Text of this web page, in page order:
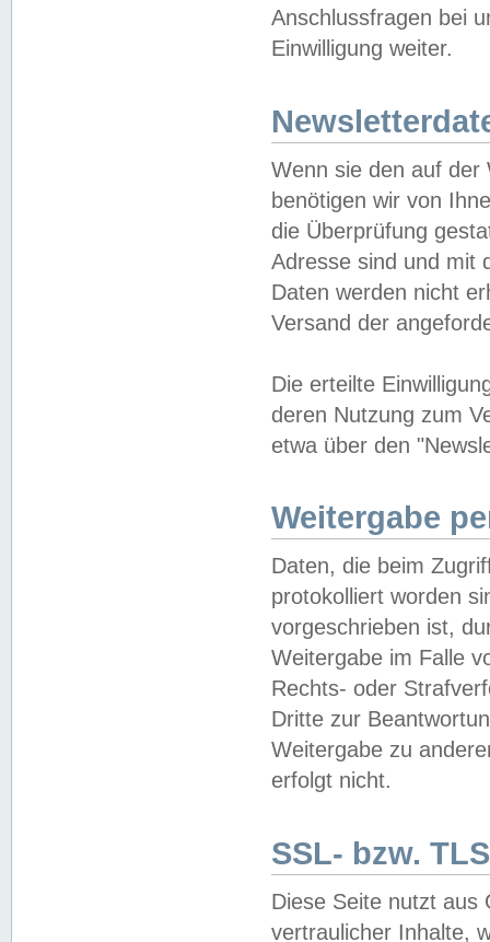
Anschlussfragen bei
Einwilligung weiter.
Wenn sie den auf der
benötigen wir von
die Überprüfung
Adresse sind und mit
Daten werden nicht
Versand der
Die erteilte
deren Nutzung zum
etwa über den
Weitergabe
Daten, die beim
protokolliert worden
vorgeschrieben ist,
Weitergabe im Falle
Rechts- oder
Dritte zur
Weitergabe zu
erfolgt nicht.
SSL- bzw.
Diese Seite nutzt aus
vertraulicher Inhalte,